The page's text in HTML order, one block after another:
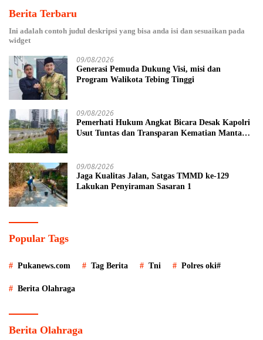
Berita Terbaru
Ini adalah contoh judul deskripsi yang bisa anda isi dan sesuaikan pada
widget
09/08/2026
Generasi Pemuda Dukung Visi, misi dan
Program Walikota Tebing Tinggi
09/08/2026
Pemerhati Hukum Angkat Bicara Desak Kapolri
Usut Tuntas dan Transparan Kematian Mantan
09/08/2026
Jaga Kualitas Jalan, Satgas TMMD ke-129
Lakukan Penyiraman Sasaran 1
Popular Tags
Pukanews.com Tag Berita Tni Polres oki#
Berita Olahraga
Berita Olahraga